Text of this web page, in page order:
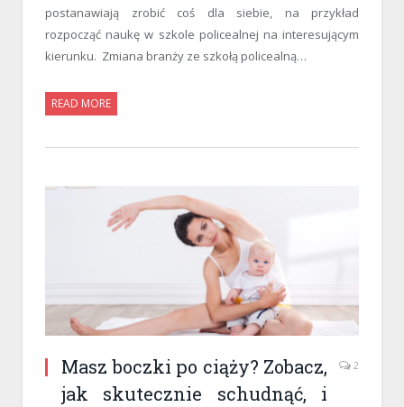
postanawiają zrobić coś dla siebie, na przykład
rozpocząć naukę w szkole policealnej na interesującym
kierunku. Zmiana branży ze szkołą policealną…
READ MORE
Masz boczki po ciąży? Zobacz,
jak skutecznie schudnąć, i
2